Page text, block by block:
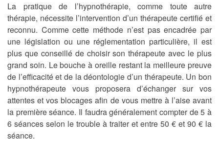
La pratique de l’hypnothérapie, comme toute autre
thérapie, nécessite l’intervention d’un thérapeute certifié et
reconnu. Comme cette méthode n’est pas encadrée par
une législation ou une réglementation particulière, il est
plus que conseillé de choisir son thérapeute avec le plus
grand soin. Le bouche à oreille restant la meilleure preuve
de l’efficacité et de la déontologie d’un thérapeute. Un bon
hypnothérapeute vous proposera d’échanger sur vos
attentes et vos blocages afin de vous mettre à l’aise avant
la première séance. Il faudra généralement compter de 5 à
6 séances selon le trouble à traiter et entre 50 € et 90 € la
séance.